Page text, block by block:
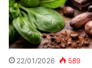
22/01/2026 589